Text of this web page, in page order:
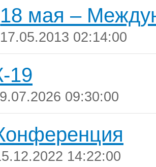
18 мая –
17.05.2013 02:14:00
19
09:30:00
14:22:00